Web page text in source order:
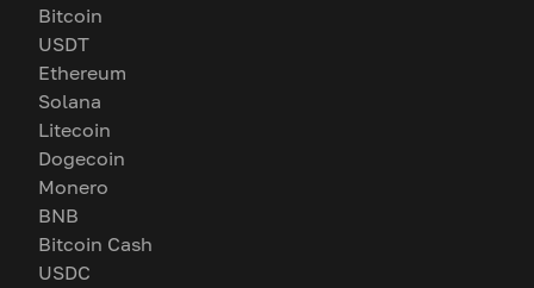
Bitcoin
USDT
Ethereum
Solana
Litecoin
Dogecoin
Monero
BNB
Bitcoin Cash
USDC